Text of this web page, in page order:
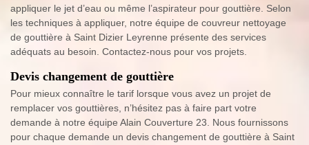
appliquer le jet d’eau ou même l’aspirateur pour gouttière. Selon
les techniques à appliquer, notre équipe de couvreur nettoyage
de gouttière à Saint Dizier Leyrenne présente des services
adéquats au besoin. Contactez-nous pour vos projets.
Devis changement de gouttière
Pour mieux connaître le tarif lorsque vous avez un projet de
remplacer vos gouttières, n’hésitez pas à faire part votre
demande à notre équipe Alain Couverture 23. Nous fournissons
pour chaque demande un devis changement de gouttière à Saint